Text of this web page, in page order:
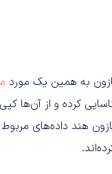
به همین یک مورد
کرده و از آن‌ها
هند داده‌های